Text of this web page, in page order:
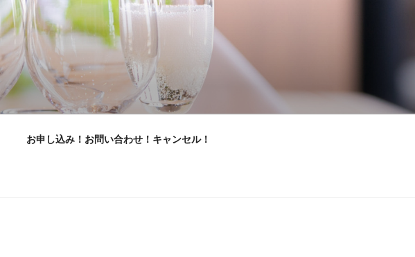
お申し込み！お問い合わせ！キャンセル！